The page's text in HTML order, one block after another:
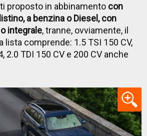
proposto in abbinamento con
a benzina o Diesel, con
integrale, tranne, ovviamente, il
lista comprende: 1.5 TSI 150 CV,
2.0 TDI 150 CV e 200 CV anche